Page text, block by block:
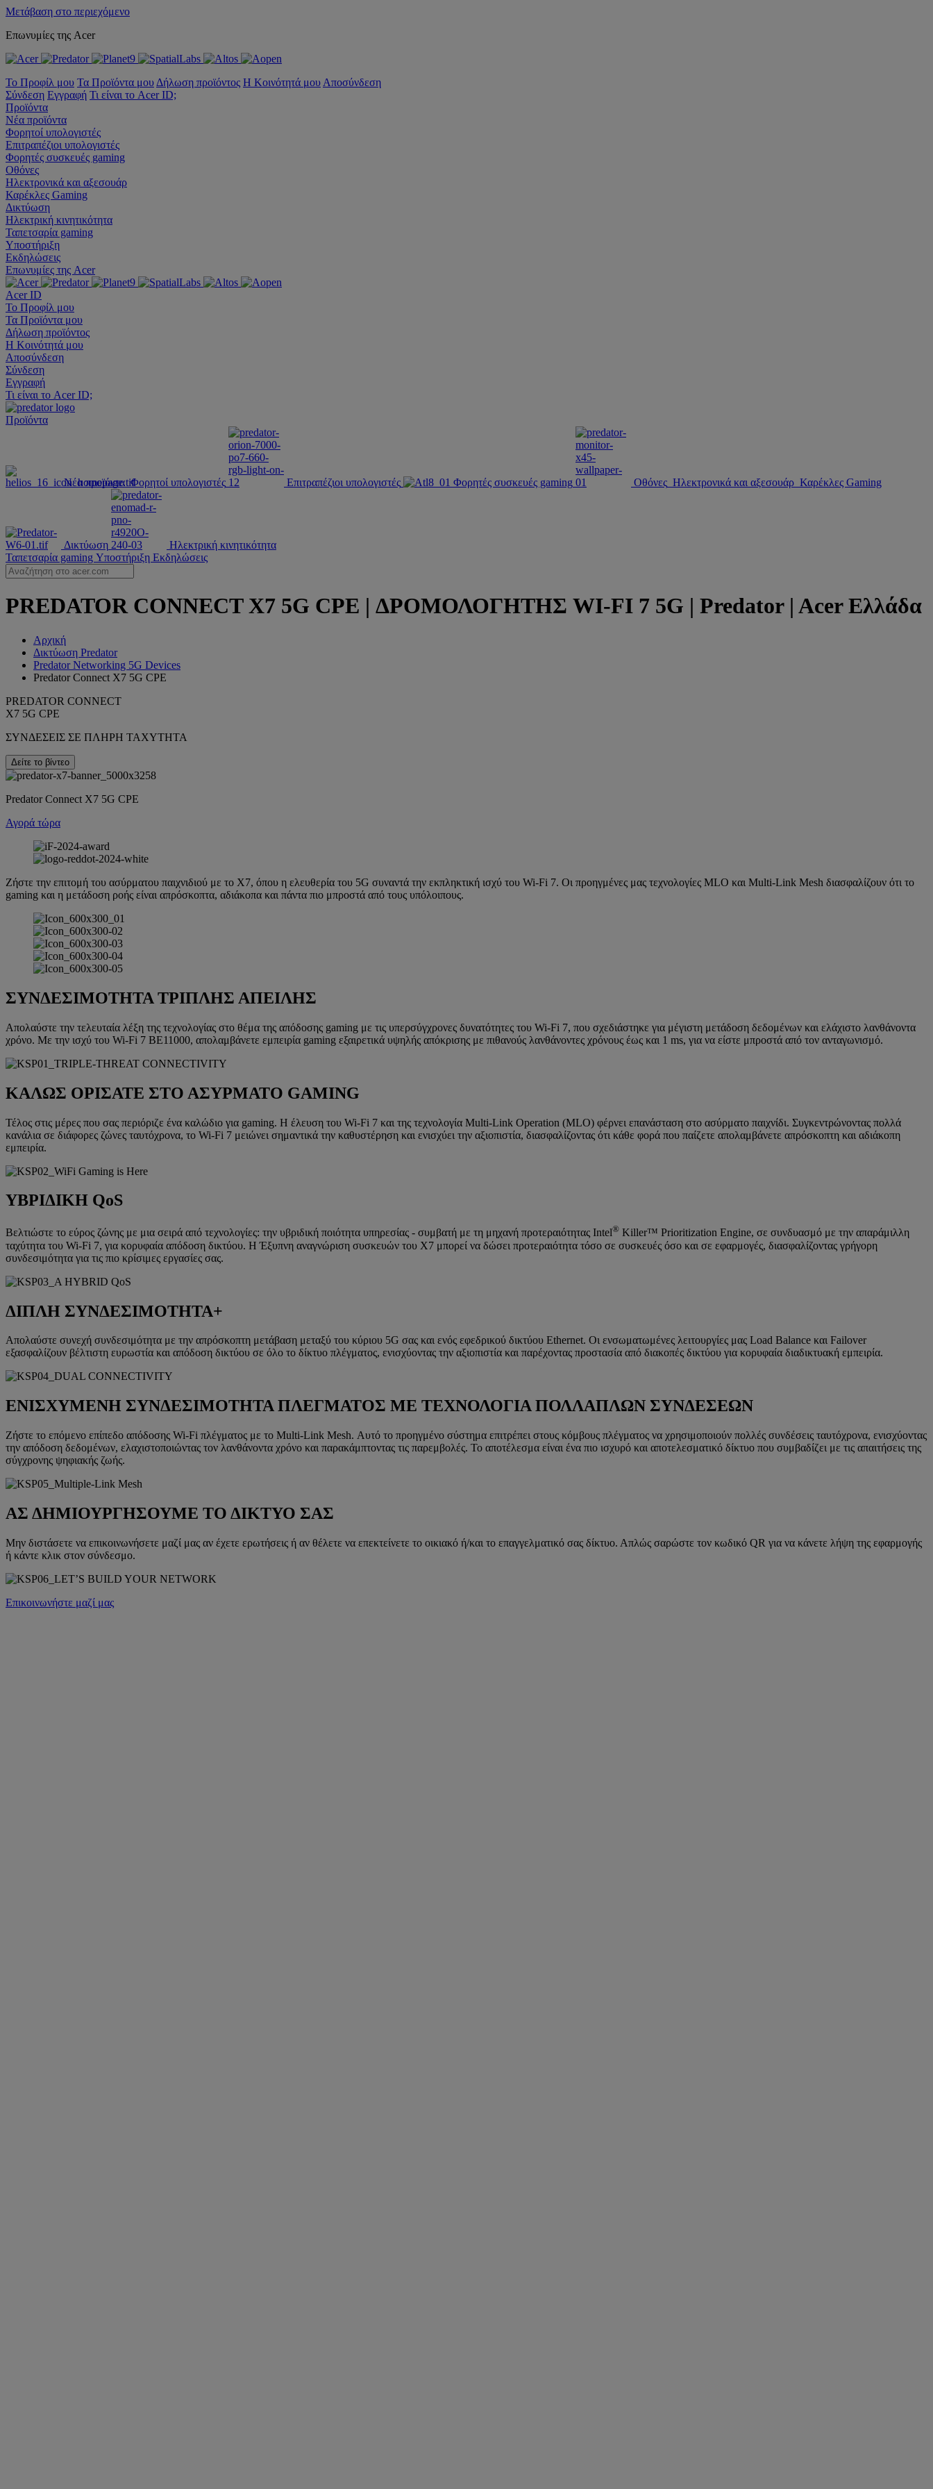
Μετάβαση στο περιεχόμενο
Επωνυμίες της Acer
Το Προφίλ μου Τα Προϊόντα μου Δήλωση προϊόντος Η Κοινότητά μου Αποσύνδεση
Σύνδεση Εγγραφή Τι είναι το Acer ID;
Προϊόντα
Νέα προϊόντα
Φορητοί υπολογιστές
Επιτραπέζιοι υπολογιστές
Φορητές συσκευές gaming
Οθόνες
Ηλεκτρονικά και αξεσουάρ
Καρέκλες Gaming
Δικτύωση
Ηλεκτρική κινητικότητα
Ταπετσαρία gaming
Υποστήριξη
Εκδηλώσεις
Επωνυμίες της Acer
Acer ID
Το Προφίλ μου
Τα Προϊόντα μου
Δήλωση προϊόντος
Η Κοινότητά μου
Αποσύνδεση
Σύνδεση
Εγγραφή
Τι είναι το Acer ID;
Προϊόντα
Νέα προϊόντα Φορητοί υπολογιστές Επιτραπέζιοι υπολογιστές Φορητές συσκευές gaming Οθόνες Ηλεκτρονικά και αξεσουάρ Καρέκλες Gaming
Δικτύωση
Ηλεκτρική κινητικότητα
Ταπετσαρία gaming Υποστήριξη Εκδηλώσεις
PREDATOR CONNECT X7 5G CPE | ΔΡΟΜΟΛΟΓΗΤΗΣ WI-FI 7 5G | Predator | Acer Ελλάδα
Αρχική
Δικτύωση Predator
Predator Networking 5G Devices
Predator Connect X7 5G CPE
PREDATOR CONNECT
X7 5G CPE
ΣΥΝΔΕΣΕΙΣ ΣΕ ΠΛΗΡΗ ΤΑΧΥΤΗΤΑ
Δείτε το βίντεο
Predator Connect X7 5G CPE
Αγορά τώρα
Ζήστε την επιτομή του ασύρματου παιχνιδιού με το X7, όπου η ελευθερία του 5G συναντά την εκπληκτική ισχύ του Wi-Fi 7. Οι προηγμένες μας τεχνολογίες MLO και Multi-Link Mesh διασφαλίζουν ότι το
gaming και η μετάδοση ροής είναι απρόσκοπτα, αδιάκοπα και πάντα πιο μπροστά από τους υπόλοιπους.
ΣΥΝΔΕΣΙΜΟΤΗΤΑ ΤΡΙΠΛΗΣ ΑΠΕΙΛΗΣ
Απολαύστε την τελευταία λέξη της τεχνολογίας στο θέμα της απόδοσης gaming με τις υπερσύγχρονες δυνατότητες του Wi-Fi 7, που σχεδιάστηκε για μέγιστη μετάδοση δεδομένων και ελάχιστο λανθάνοντα
χρόνο. Με την ισχύ του Wi-Fi 7 BE11000, απολαμβάνετε εμπειρία gaming εξαιρετικά υψηλής απόκρισης με πιθανούς λανθάνοντες χρόνους έως και 1 ms, για να είστε μπροστά από τον ανταγωνισμό.
ΚΑΛΩΣ ΟΡΙΣΑΤΕ ΣΤΟ ΑΣΥΡΜΑΤΟ GAMING
Τέλος στις μέρες που σας περιόριζε ένα καλώδιο για gaming. Η έλευση του Wi-Fi 7 και της τεχνολογία Multi-Link Operation (MLO) φέρνει επανάσταση στο ασύρματο παιχνίδι. Συγκεντρώνοντας πολλά
κανάλια σε διάφορες ζώνες ταυτόχρονα, το Wi-Fi 7 μειώνει σημαντικά την καθυστέρηση και ενισχύει την αξιοπιστία, διασφαλίζοντας ότι κάθε φορά που παίζετε απολαμβάνετε απρόσκοπτη και αδιάκοπη
εμπειρία.
ΥΒΡΙΔΙΚΗ QoS
Βελτιώστε το εύρος ζώνης με μια σειρά από τεχνολογίες: την υβριδική ποιότητα υπηρεσίας - συμβατή με τη μηχανή προτεραιότητας Intel® Killer™ Prioritization Engine, σε συνδυασμό με την απαράμιλλη
ταχύτητα του Wi-Fi 7, για κορυφαία απόδοση δικτύου. Η Έξυπνη αναγνώριση συσκευών του X7 μπορεί να δώσει προτεραιότητα τόσο σε συσκευές όσο και σε εφαρμογές, διασφαλίζοντας γρήγορη
συνδεσιμότητα για τις πιο κρίσιμες εργασίες σας.
ΔΙΠΛΗ ΣΥΝΔΕΣΙΜΟΤΗΤΑ+
Απολαύστε συνεχή συνδεσιμότητα με την απρόσκοπτη μετάβαση μεταξύ του κύριου 5G σας και ενός εφεδρικού δικτύου Ethernet. Οι ενσωματωμένες λειτουργίες μας Load Balance και Failover
εξασφαλίζουν βέλτιστη ευρωστία και απόδοση δικτύου σε όλο το δίκτυο πλέγματος, ενισχύοντας την αξιοπιστία και παρέχοντας προστασία από διακοπές δικτύου για κορυφαία διαδικτυακή εμπειρία.
ΕΝΙΣΧΥΜΕΝΗ ΣΥΝΔΕΣΙΜΟΤΗΤΑ ΠΛΕΓΜΑΤΟΣ ΜΕ ΤΕΧΝΟΛΟΓΙΑ ΠΟΛΛΑΠΛΩΝ ΣΥΝΔΕΣΕΩΝ
Ζήστε το επόμενο επίπεδο απόδοσης Wi-Fi πλέγματος με το Multi-Link Mesh. Αυτό το προηγμένο σύστημα επιτρέπει στους κόμβους πλέγματος να χρησιμοποιούν πολλές συνδέσεις ταυτόχρονα, ενισχύοντας
την απόδοση δεδομένων, ελαχιστοποιώντας τον λανθάνοντα χρόνο και παρακάμπτοντας τις παρεμβολές. Το αποτέλεσμα είναι ένα πιο ισχυρό και αποτελεσματικό δίκτυο που συμβαδίζει με τις απαιτήσεις της
σύγχρονης ψηφιακής ζωής.
ΑΣ ΔΗΜΙΟΥΡΓΗΣΟΥΜΕ ΤΟ ΔΙΚΤΥΟ ΣΑΣ
Μην διστάσετε να επικοινωνήσετε μαζί μας αν έχετε ερωτήσεις ή αν θέλετε να επεκτείνετε το οικιακό ή/και το επαγγελματικό σας δίκτυο. Απλώς σαρώστε τον κωδικό QR για να κάνετε λήψη της εφαρμογής
ή κάντε κλικ στον σύνδεσμο.
Επικοινωνήστε μαζί μας